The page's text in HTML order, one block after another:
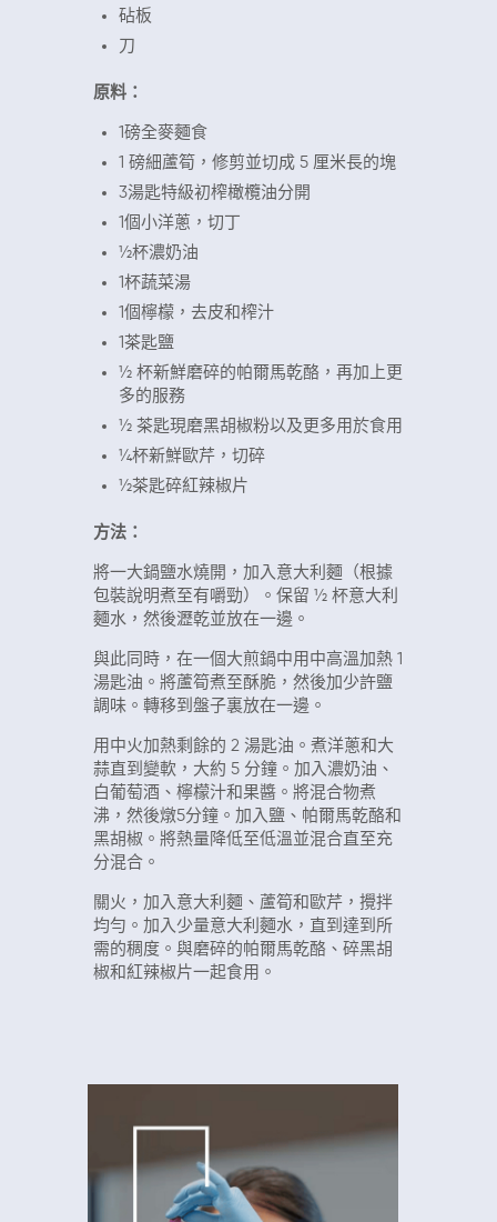
砧板
刀
原料：
1磅全麥麵食
1 磅細蘆筍，修剪並切成 5 厘米長的塊
3湯匙特級初榨橄欖油分開
1個小洋蔥，切丁
½杯濃奶油
1杯蔬菜湯
1個檸檬，去皮和榨汁
1茶匙鹽
½ 杯新鮮磨碎的帕爾馬乾酪，再加上更
多的服務
½ 茶匙現磨黑胡椒粉以及更多用於食用
¼杯新鮮歐芹，切碎
½茶匙碎紅辣椒片
方法：
將一大鍋鹽水燒開，加入意大利麵（根據
包裝說明煮至有嚼勁）。保留 ½ 杯意大利
麵水，然後瀝乾並放在一邊。
與此同時，在一個大煎鍋中用中高溫加熱 1
湯匙油。將蘆筍煮至酥脆，然後加少許鹽
調味。轉移到盤子裏放在一邊。
用中火加熱剩餘的 2 湯匙油。煮洋蔥和大
蒜直到變軟，大約 5 分鐘。加入濃奶油、
白葡萄酒、檸檬汁和果醬。將混合物煮
沸，然後燉5分鐘。加入鹽、帕爾馬乾酪和
黑胡椒。將熱量降低至低溫並混合直至充
分混合。
關火，加入意大利麵、蘆筍和歐芹，攪拌
均勻。加入少量意大利麵水，直到達到所
需的稠度。與磨碎的帕爾馬乾酪、碎黑胡
椒和紅辣椒片一起食用。